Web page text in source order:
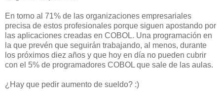
En torno al 71% de las organizaciones empresariales
precisa de estos profesionales porque siguen apostando por
las aplicaciones creadas en COBOL. Una programación en
la que prevén que seguirán trabajando, al menos, durante
los próximos diez años y que hoy en día no pueden cubrir
con el 5% de programadores COBOL que sale de las aulas.
¿Hay que pedir aumento de sueldo? :)